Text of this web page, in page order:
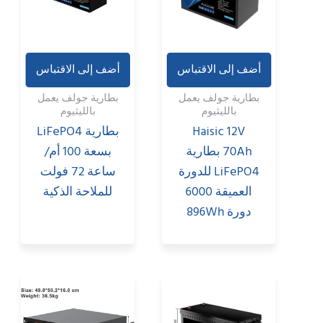
أضف إلى الاقتباس
بطارية جولف يعمل
بالليثيوم
Haisic 12V
70Ah بطارية
LiFePO4 للدورة
العميقة 6000
دورة 896Wh
أضف إلى الاقتباس
بطارية جولف يعمل
بالليثيوم
بطارية LiFePO4
بسعة 100 أم/
ساعة 72 فولت
للملاحة الذكية